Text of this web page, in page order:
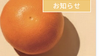
お知らせ